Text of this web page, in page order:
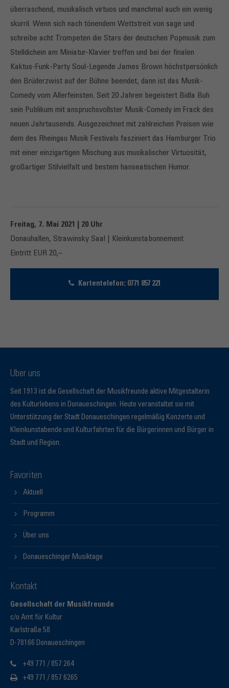
überraschend, musikalisch virtuos und manchmal auch ein wenig
skurril. Wenn sich nach tönendem Wettstreit von sage und
schreibe acht Trompeten die Stars der deutschen Popmusik zum
Stelldichein am Miniatur-Klavier treffen und bei der finalen
Kaktus-Funk-Party Soul-Legende James Brown höchstpersönlich
den Brüderzwist auf der Bühne beendet, dann ist das Musik-
Comedy vom Allerfeinsten. Seit 20 Jahren begeistert Bidla Buh
sein Publikum mit anspruchsvollster Musik-Comedy im Frack des
neuen Jahrtausends. Ausgezeichnet mit zahlreichen Preisen wie
dem des Rheingau Musik Festivals fasziniert das Hamburger Trio
mit einer einzigartigen Mischung aus musikalischer Virtuosität,
großartiger Stilvielfalt und bestem hanseatischen Humor.
Freitag, 7. Mai 2021 | 20 Uhr
Donauhallen, Strawinsky Saal | Kleinkunstabonnement
Eintritt EUR 20,–
Kartentelefon: 0771 857 221
Über uns
Seit 1913 ist die Gesellschaft der Musikfreunde aktive Mitgestalterin
des Kulturlebens in Donaueschingen. Heute veranstaltet sie mit
Unterstützung der Stadt Donaueschingen regelmäßig Konzerte und
Kleinkunstabende und Kulturfahrten für die Bürgerinnen und Bürger in
Stadt und Region.
Favoriten
Aktuell
Programm
Über uns
Donaueschinger Musiktage
Kontakt
Gesellschaft der Musikfreunde
c/o Amt für Kultur
Karlstraße 58
D-78166 Donaueschingen
+49 771 / 857 264
+49 771 / 857 6265